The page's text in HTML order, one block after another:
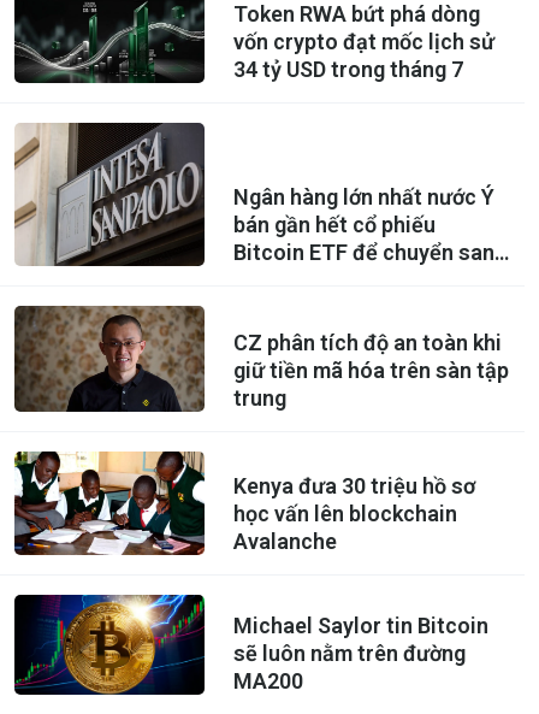
Token RWA bứt phá dòng
vốn crypto đạt mốc lịch sử
34 tỷ USD trong tháng 7
Ngân hàng lớn nhất nước Ý
bán gần hết cổ phiếu
Bitcoin ETF để chuyển sang
CZ phân tích độ an toàn khi
giữ tiền mã hóa trên sàn tập
trung
Kenya đưa 30 triệu hồ sơ
học vấn lên blockchain
Avalanche
Michael Saylor tin Bitcoin
sẽ luôn nằm trên đường
MA200